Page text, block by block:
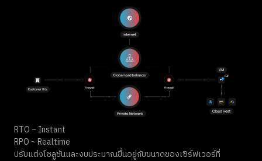
RTO ~ Instant
RPO ~ Realtime
ปรับแต่งโซลูชันและงบประมาณขึ้นอยู่กับขนาดของเซิร์ฟเวอร์ที่